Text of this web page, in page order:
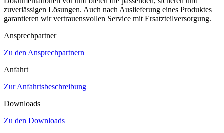
zuverlässigen Lösungen. Auch nach Auslieferung eines Produktes
garantieren wir vertrauensvollen Service mit Ersatzteilversorgung.
Ansprechpartner
Zu den Ansprechpartnern
Anfahrt
Zur Anfahrtsbeschreibung
Downloads
Zu den Downloads